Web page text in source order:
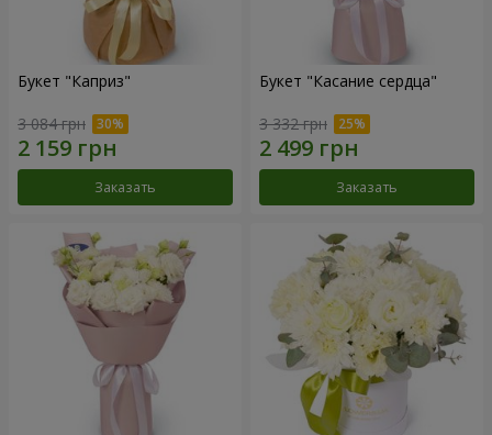
Букет "Каприз"
3 084 грн
Заказать
Букет "Касание сердца"
3 332 грн
Заказать